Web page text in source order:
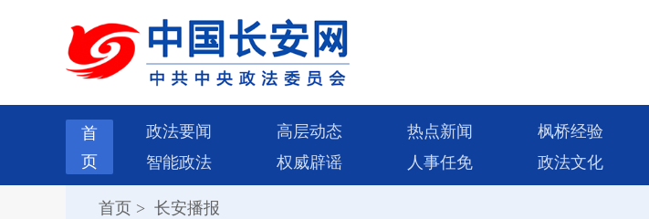
首
页
政法要闻 高层动态 热点新闻 枫桥经验
智能政法
权威辟谣 人事任免 政法文化
首页 > 长安播报